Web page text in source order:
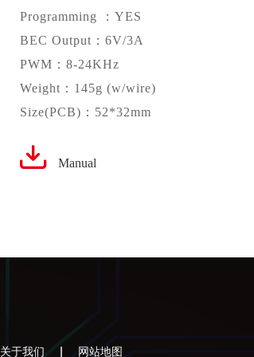
Programming ：YES
BEC Output：6V/3A
PWM：8-24KHz
Weight：145g (w/wire)
Size(PCB)：52*32mm
Manual
关于我们 网站地图